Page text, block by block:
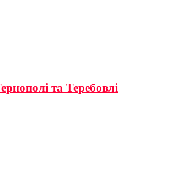
та Теребовлі